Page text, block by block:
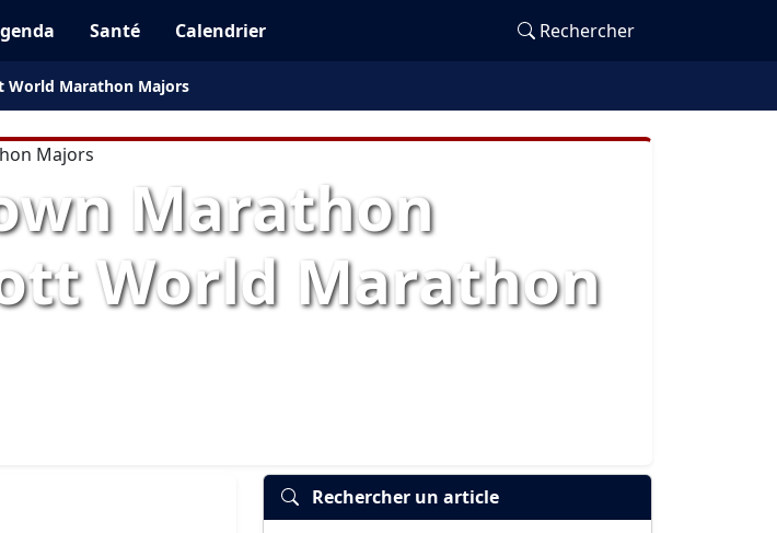
Santé Calendrier Rechercher
World Marathon Majors
Marathon
World Marathon
Rechercher un article